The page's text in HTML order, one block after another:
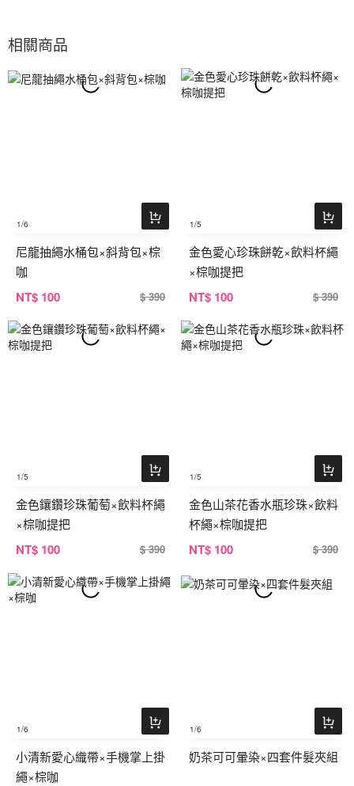
相關商品
1/6
尼龍抽繩水桶包×斜背包×棕
咖
NT$ 100 $ 390
1/5
金色愛心珍珠餅乾×飲料杯繩
×棕咖提把
NT$ 100 $ 390
1/5
金色鑲鑽珍珠葡萄×飲料杯繩
×棕咖提把
NT$ 100 $ 390
1/5
金色山茶花香水瓶珍珠×飲料
杯繩×棕咖提把
NT$ 100 $ 390
1/6
小清新愛心織帶×手機掌上掛
繩×棕咖
1/6
奶茶可可暈染×四套件髮夾組